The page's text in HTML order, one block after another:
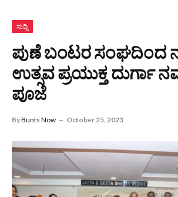
ಸುದ್ದಿ
ಪುಣೆ ಬಂಟರ ಸಂಘದಿಂದ
ಉತ್ಸವ ಪ್ರಯುಕ್ತ ದುರ್ಗಾ
ಪೂಜೆ
ByBunts Now October 25, 2023